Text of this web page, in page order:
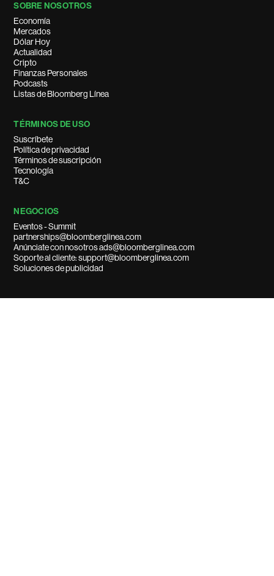
SOBRE NOSOTROS
Economía
Mercados
Dólar Hoy
Actualidad
Cripto
Finanzas Personales
Podcasts
Listas de Bloomberg Línea
TÉRMINOS DE USO
Suscríbete
Política de privacidad
Términos de suscripción
Tecnología
T&C
NEGOCIOS
Eventos - Summit
partnerships@bloomberglinea.com
Anúnciate con nosotros ads@bloomberglinea.com
Soporte al cliente: support@bloomberglinea.com
Soluciones de publicidad